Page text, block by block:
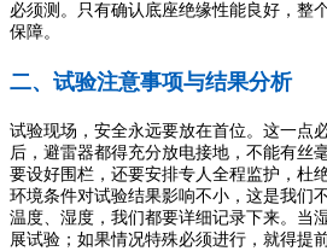
必须测。只有确认底座绝缘性能良好，整
保障。
二、试验注意事项与结果分析
试验现场，安全永远要放在首位。这一点
后，避雷器都得充分放电接地，不能有丝
要设好围栏，还要安排专人全程监护，杜
环境条件对试验结果影响不小，这是我们
温度、湿度，我们都要详细记录下来。当
展试验；如果情况特殊必须进行，就得提